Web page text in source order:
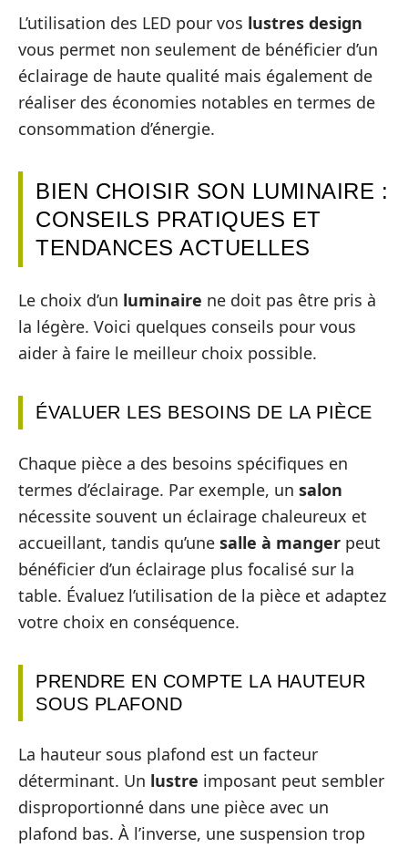
L’utilisation des LED pour vos lustres design
vous permet non seulement de bénéficier d’un
éclairage de haute qualité mais également de
réaliser des économies notables en termes de
consommation d’énergie.
BIEN CHOISIR SON LUMINAIRE :
CONSEILS PRATIQUES ET
TENDANCES ACTUELLES
Le choix d’un luminaire ne doit pas être pris à
la légère. Voici quelques conseils pour vous
aider à faire le meilleur choix possible.
ÉVALUER LES BESOINS DE LA PIÈCE
Chaque pièce a des besoins spécifiques en
termes d’éclairage. Par exemple, un salon
nécessite souvent un éclairage chaleureux et
accueillant, tandis qu’une salle à manger peut
bénéficier d’un éclairage plus focalisé sur la
table. Évaluez l’utilisation de la pièce et adaptez
votre choix en conséquence.
PRENDRE EN COMPTE LA HAUTEUR
SOUS PLAFOND
La hauteur sous plafond est un facteur
déterminant. Un lustre imposant peut sembler
disproportionné dans une pièce avec un
plafond bas. À l’inverse, une suspension trop